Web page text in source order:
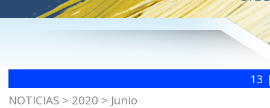
13
NOTICIAS > 2020 > Junio